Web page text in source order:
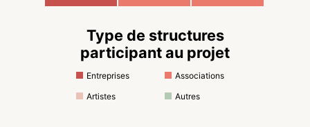
Type de structures
participant au projet
Entreprises
Associations
Artistes
Autres